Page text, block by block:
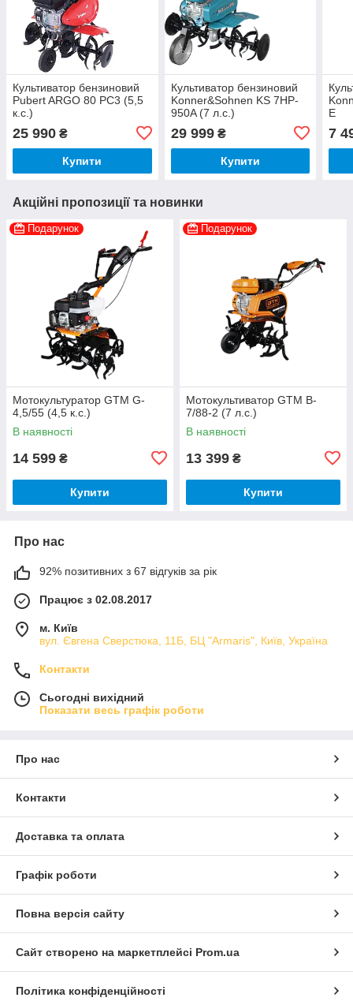
Культиватор бензиновий
Pubert ARGO 80 РC3 (5,5
к.с.)
25 990 ₴
Купити
Культиватор бензиновий
Konner&Sohnen KS 7HP-
950A (7 л.с.)
29 999₴
Купити
E
7
Акційні пропозиції та новинки
Подарунок
Мотокультуратор GTM G-
4,5/55 (4,5 к.с.)
В наявності
14 599 ₴
Купити
Подарунок
Мотокультиватор GTM B-
7/88-2 (7 л.с.)
В наявності
13 399 ₴
Купити
Про нас
92% позитивних з 67 відгуків за рік
Працює з 02.08.2017
м. Київ
вул. Євгена Сверстюка, 11Б, БЦ "Armaris", Київ, Україна
Контакти
Сьогодні вихідний
Показати весь графік роботи
Про нас
Контакти
Доставка та оплата
Графік роботи
Повна версія сайту
Сайт створено на маркетплейсі Prom.ua
Політика конфіденційності